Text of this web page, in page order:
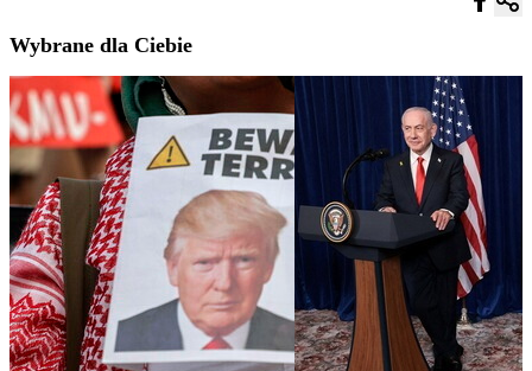
Wybrane dla Ciebie